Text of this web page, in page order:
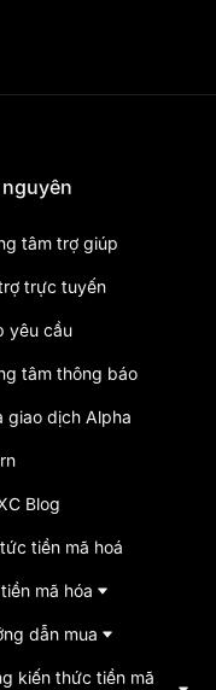
nguyên
tâm trợ giúp
trực tuyến
yêu cầu
tâm thông báo
giao dịch Alpha
Blog
tiền mã hoá
mã hóa
dẫn mua
kiến thức tiền mã